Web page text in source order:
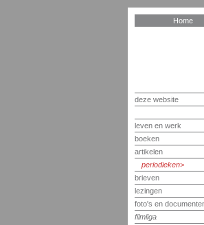
Home
deze website
leven en werk
boeken
artikelen
periodieken
brieven
lezingen
foto's en
filmliga